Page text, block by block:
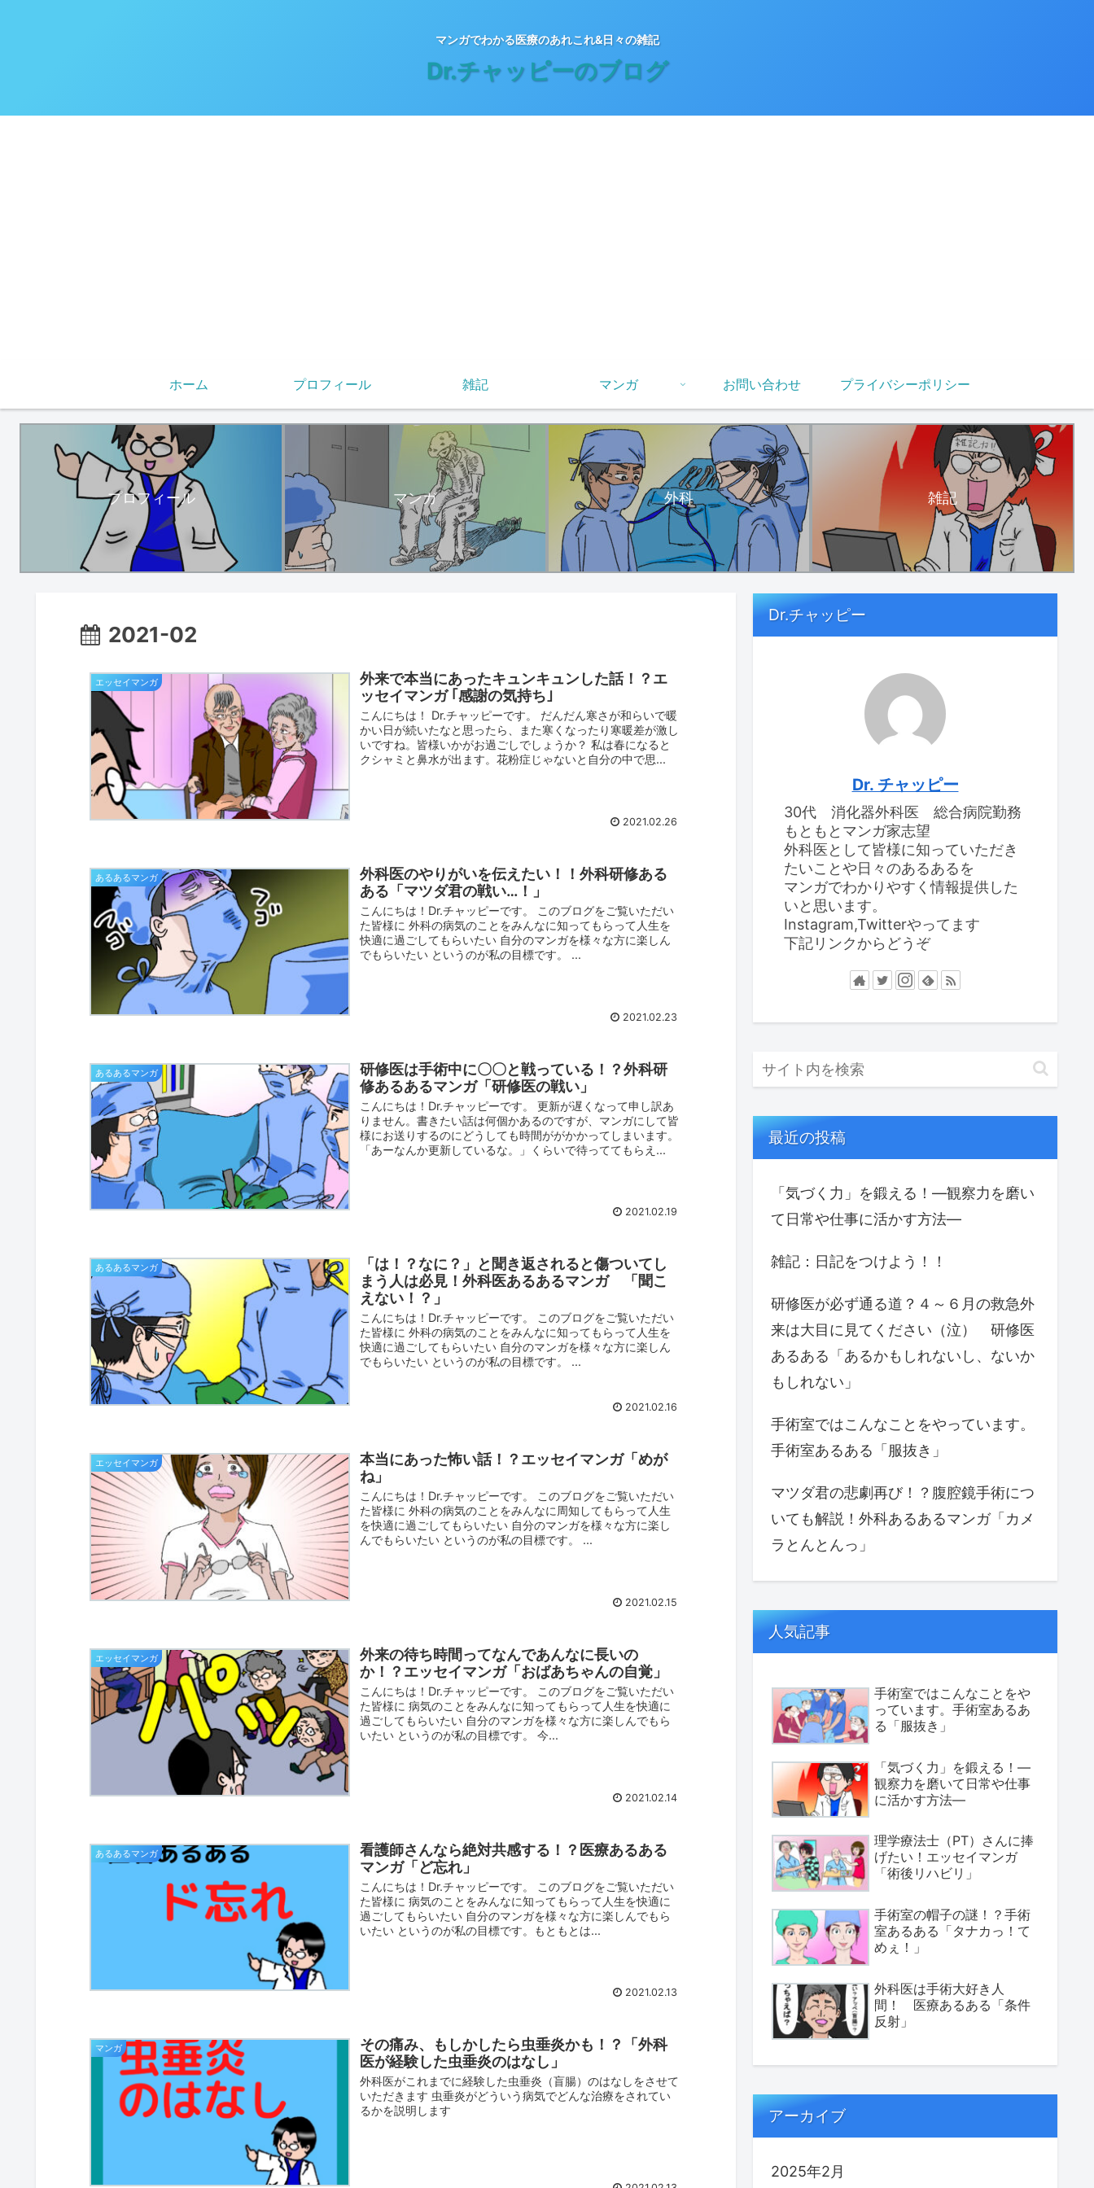
マンガでわかる医療のあれこれ&日々の雑記
Dr.チャッピーのブログ
ホーム プロフィール 雑記 マンガ お問い合わせ プライバシーポリシー
プロフィール マンガ 外科 雑記
2021-02
エッセイマンガ
外来で本当にあったキュンキュンした話！？エ
ッセイマンガ ｢感謝の気持ち｣
こんにちは！ Dr.チャッピーです。 だんだん寒さが和らいで暖
かい日が続いたなと思ったら、また寒くなったり寒暖差が激し
いですね。皆様いかがお過ごしでしょうか？ 私は春になると
クシャミと鼻水が出ます。花粉症じゃないと自分の中で思...
2021.02.26
あるあるマンガ
外科医のやりがいを伝えたい！！外科研修ある
ある「マツダ君の戦い…！」
こんにちは！Dr.チャッピーです。 このブログをご覧いただい
た皆様に 外科の病気のことをみんなに知ってもらって人生を
快適に過ごしてもらいたい 自分のマンガを様々な方に楽しん
でもらいたい というのが私の目標です。 ...
2021.02.23
あるあるマンガ
研修医は手術中に〇〇と戦っている！？外科研
修あるあるマンガ「研修医の戦い」
こんにちは！Dr.チャッピーです。 更新が遅くなって申し訳あ
りません。書きたい話は何個かあるのですが、マンガにして皆
様にお送りするのにどうしても時間ががかかってしまいます。
「あーなんか更新しているな。」くらいで待っててもらえ...
2021.02.19
あるあるマンガ
「は！？なに？」と聞き返されると傷ついてし
まう人は必見！外科医あるあるマンガ 「聞こ
えない！？」
こんにちは！Dr.チャッピーです。 このブログをご覧いただい
た皆様に 外科の病気のことをみんなに知ってもらって人生を
快適に過ごしてもらいたい 自分のマンガを様々な方に楽しん
でもらいたい というのが私の目標です。 ...
2021.02.16
エッセイマンガ
本当にあった怖い話！？エッセイマンガ「めが
ね」
こんにちは！Dr.チャッピーです。 このブログをご覧いただい
た皆様に 外科の病気のことをみんなに周知してもらって人生
を快適に過ごしてもらいたい 自分のマンガを様々な方に楽し
んでもらいたい というのが私の目標です。 ...
2021.02.15
エッセイマンガ
外来の待ち時間ってなんであんなに長いの
か！？エッセイマンガ「おばあちゃんの自覚」
こんにちは！Dr.チャッピーです。 このブログをご覧いただい
た皆様に 病気のことをみんなに知ってもらって人生を快適に
過ごしてもらいたい 自分のマンガを様々な方に楽しんでもら
いたい というのが私の目標です。 今...
2021.02.14
あるあるマンガ
看護師さんなら絶対共感する！？医療あるある
マンガ「ど忘れ」
こんにちは！Dr.チャッピーです。 このブログをご覧いただい
た皆様に 病気のことをみんなに知ってもらって人生を快適に
過ごしてもらいたい 自分のマンガを様々な方に楽しんでもら
いたい というのが私の目標です。もともとは...
2021.02.13
マンガ
その痛み、もしかしたら虫垂炎かも！？「外科
医が経験した虫垂炎のはなし」
外科医がこれまでに経験した虫垂炎（盲腸）のはなしをさせて
いただきます 虫垂炎がどういう病気でどんな治療をされてい
るかを説明します
Dr.チャッピー
Dr. チャッピー
30代 消化器外科医 総合病院勤務
もともとマンガ家志望
外科医として皆様に知っていただき
たいことや日々のあるあるを
マンガでわかりやすく情報提供した
いと思います。
Instagram,Twitterやってます
下記リンクからどうぞ
最近の投稿
「気づく力」を鍛える！—観察力を磨い
て日常や仕事に活かす方法—
雑記：日記をつけよう！！
研修医が必ず通る道？４～６月の救急外
来は大目に見てください（泣） 研修医
あるある「あるかもしれないし、ないか
もしれない」
手術室ではこんなことをやっています。
手術室あるある「服抜き」
マツダ君の悲劇再び！？腹腔鏡手術につ
いても解説！外科あるあるマンガ「カメ
ラとんとんっ」
人気記事
手術室ではこんなことをや
っています。手術室あるあ
る「服抜き」
「気づく力」を鍛える！—
観察力を磨いて日常や仕事
に活かす方法—
理学療法士（PT）さんに捧
げたい！エッセイマンガ
「術後リハビリ」
手術室の帽子の謎！？手術
室あるある「タナカっ！て
めぇ！」
外科医は手術大好き人
間！ 医療あるある「条件
反射」
アーカイブ
2025年2月